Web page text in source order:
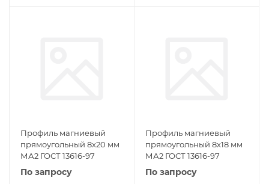
Профиль магниевый
прямоугольный 8х20 мм
МА2 ГОСТ 13616-97
По запросу
Профиль магниевый
прямоугольный 8х18 мм
МА2 ГОСТ 13616-97
По запросу